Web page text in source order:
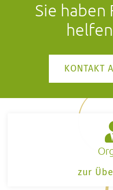
Sie haben
KONTAKT
zur